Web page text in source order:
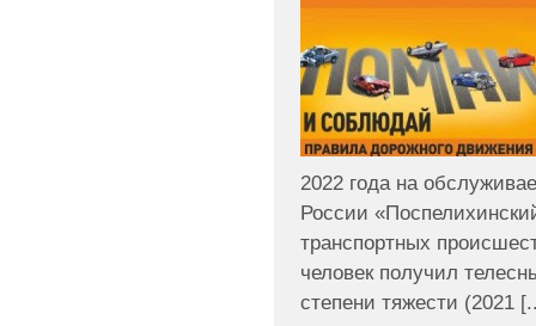
2022 года на
России
транспортных
человек получил
степени тяжести (2021